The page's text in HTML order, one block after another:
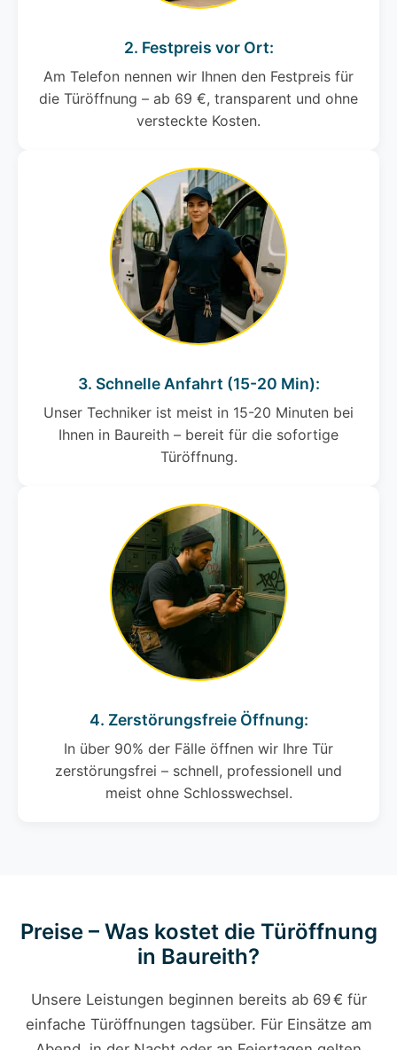
2. Festpreis vor Ort:
Am Telefon nennen wir Ihnen den Festpreis für
die Türöffnung – ab 69 €, transparent und ohne
versteckte Kosten.
3. Schnelle Anfahrt (15-20 Min):
Unser Techniker ist meist in 15-20 Minuten bei
Ihnen in Baureith – bereit für die sofortige
Türöffnung.
4. Zerstörungsfreie Öffnung:
In über 90% der Fälle öffnen wir Ihre Tür
zerstörungsfrei – schnell, professionell und
meist ohne Schlosswechsel.
Preise – Was kostet die Türöffnung
in Baureith?
Unsere Leistungen beginnen bereits ab 69 € für
einfache Türöffnungen tagsüber. Für Einsätze am